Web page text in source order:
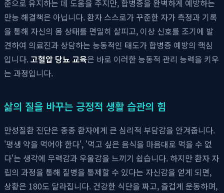
준으로 유지하는 데 도움을 주지만, 합병증을 완벽하게 예방하는
만능 해결책은 아닙니다. 환자 스스로가 꾸준한 자가 측정과 기록
을 통해 자신의 몸 상태를 면밀히 살피고, 이상 신호를 조기에 발
견하여 의료진과 상담하는 능동적인 태도가 합병증 예방의 핵심
입니다.고혈압 당뇨 교육은 바로 이러한 능동적 관리 능력을 키우
는 과정입니다.
삶의 질을 바꾸는 긍정적 생활 습관의 힘
만성질환 진단은 종종 환자에게 큰 심리적 부담감을 안겨줍니다.
'평생 약을 먹어야 한다', '먹고 싶은 음식을 마음대로 먹을 수 없
다'는 생각에 무력감과 우울감을 느끼기 쉽습니다. 하지만 환자 자
립의 과정을 통해 질병을 통제할 수 있다는 자신감을 얻게 되면,
상황은 180도 달라집니다. 건강한 식단을 짜고, 즐겁게 운동하며,